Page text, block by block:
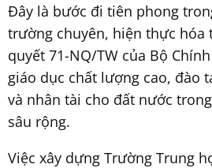
Đây là bước đi tiên phong
trường chuyên, hiện thực hóa
quyết 71-NQ/TW của Bộ
giáo dục chất lượng cao, đào
và nhân tài cho đất nước
sâu rộng.
Việc xây dựng Trường Trung